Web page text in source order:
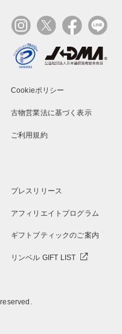
Cookieポリシー
古物営業法に基づく表示
ご利用規約
プレスリリース
アフィリエイトプログラム
ギフトブティックのご案内
リンベル GIFT LIST